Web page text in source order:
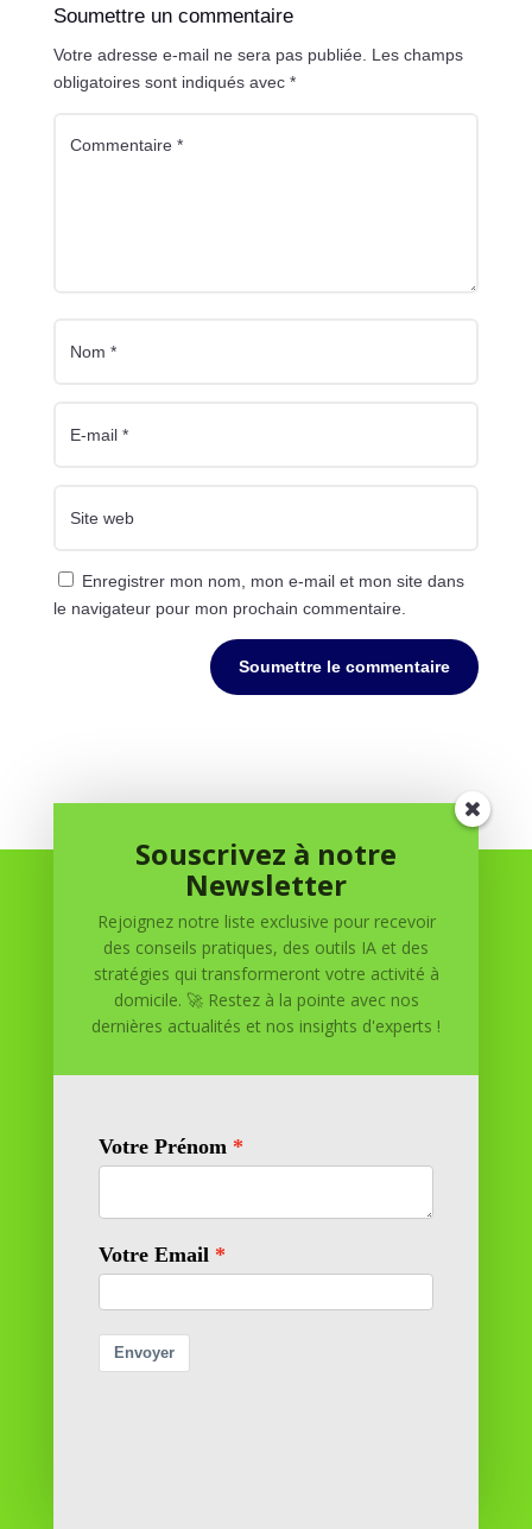
Soumettre un commentaire
Votre adresse e-mail ne sera pas publiée. Les champs
obligatoires sont indiqués avec *
Enregistrer mon nom, mon e-mail et mon site dans
le navigateur pour mon prochain commentaire.
Soumettre le commentaire
Réussite à Domicile
Réussite à Domicile est votre partenaire de confiance
maison. Nous offrons des solutions personnalisées pour
vous aider à réussir.
SOMMAIRE DU SITE
Adresse
Souscrivez à notre
Newsletter
Rejoignez notre liste exclusive pour recevoir
des conseils pratiques, des outils IA et des
stratégies qui transformeront votre activité à
domicile. 🚀 Restez à la pointe avec nos
dernières actualités et nos insights d'experts !